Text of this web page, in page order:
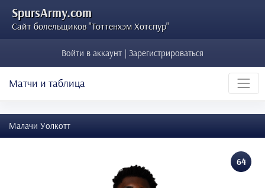
SpursArmy.com
Сайт болельщиков "Тоттенхэм Хотспур"
Войти в аккаунт | Зарегистрироваться
Матчи и таблица
Малачи Уолкотт
64